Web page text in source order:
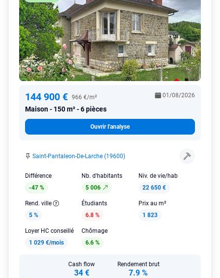
144 900 € 966 €/m²
Maison 150 m² - 6 pièces
01/08/2026
Ouvrir l'analyse
Saint-Pantaleon-De-Larche (19600)
Différence
-47 %
Nb. d'habitants
5 006
Niv. de vie/hab
22 650 €
Rend. ville
5 %
Étudiants
6.8 %
Prix au m²
1 823
Loyer HC conseillé
1 029 €/mois
Chômage
6.6 %
Cash flow
34 €
Rendement brut
7.9 %